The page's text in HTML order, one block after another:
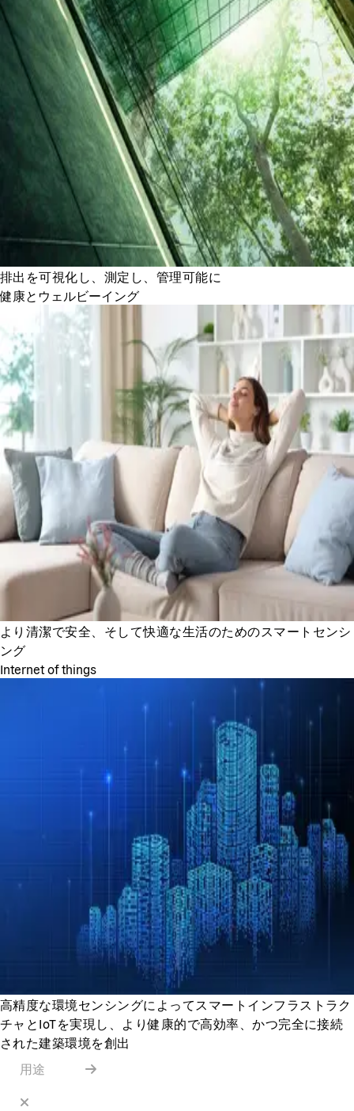
排出を可視化し、測定し、管理可能に
健康とウェルビーイング
より清潔で安全、そして快適な生活のためのスマートセンシ
ング
Internet of things
高精度な環境センシングによってスマートインフラストラク
チャとIoTを実現し、より健康的で高効率、かつ完全に接続
された建築環境を創出
用途